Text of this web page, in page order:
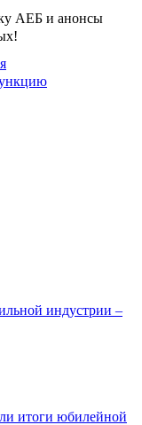
АЕБ и анонсы
индустрии –
итоги юбилейной